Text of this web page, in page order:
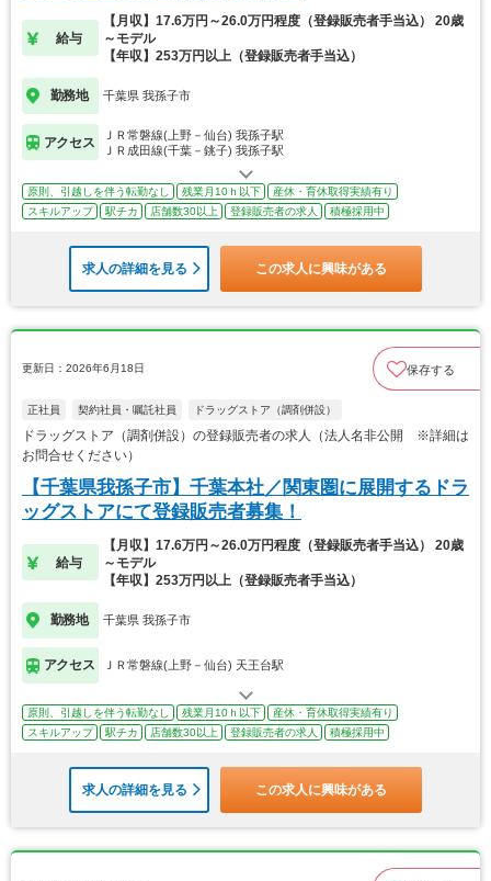
給与
【月収】17.6万円～26.0万円程度（登録販売者手当込） 20歳
～モデル
【年収】253万円以上（登録販売者手当込）
勤務地 千葉県 我孫子市
アクセス
ＪＲ常磐線(上野－仙台) 我孫子駅
ＪＲ成田線(千葉－銚子) 我孫子駅
原則、引越しを伴う転勤なし 残業月10ｈ以下
産休・育休取得実績有り
スキルアップ
駅チカ 店舗数30以上 登録販売者の求人 積極採用中
求人の詳細を見る この求人に興味がある
更新日：2026年6月18日 保存する
正社員 契約社員・嘱託社員 ドラッグストア（調剤併設）
ドラッグストア（調剤併設）の登録販売者の求人（法人名非公開 ※詳細は
お問合せください）
【千葉県我孫子市】千葉本社／関東圏に展開するドラ
ッグストアにて登録販売者募集！
給与
【月収】17.6万円～26.0万円程度（登録販売者手当込） 20歳
～モデル
【年収】253万円以上（登録販売者手当込）
勤務地 千葉県 我孫子市
アクセス ＪＲ常磐線(上野－仙台) 天王台駅
原則、引越しを伴う転勤なし 残業月10ｈ以下
産休・育休取得実績有り
スキルアップ
駅チカ 店舗数30以上 登録販売者の求人 積極採用中
求人の詳細を見る この求人に興味がある